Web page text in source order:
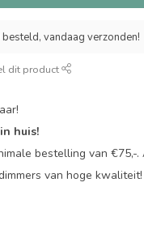
vandaag verzonden!
dit product
huis!
bestelling van €75,-.
van hoge kwaliteit!